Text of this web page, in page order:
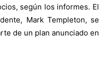
según los informes. El
Mark Templeton, se
de un plan anunciado en